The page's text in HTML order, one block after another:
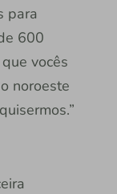
para
600
vocês
noroeste